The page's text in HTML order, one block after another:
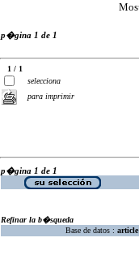
p�gina 1 de 1
1 / 1
selecciona
para imprimir
p�gina 1 de 1
Refinar la b�squeda
Base de datos : article